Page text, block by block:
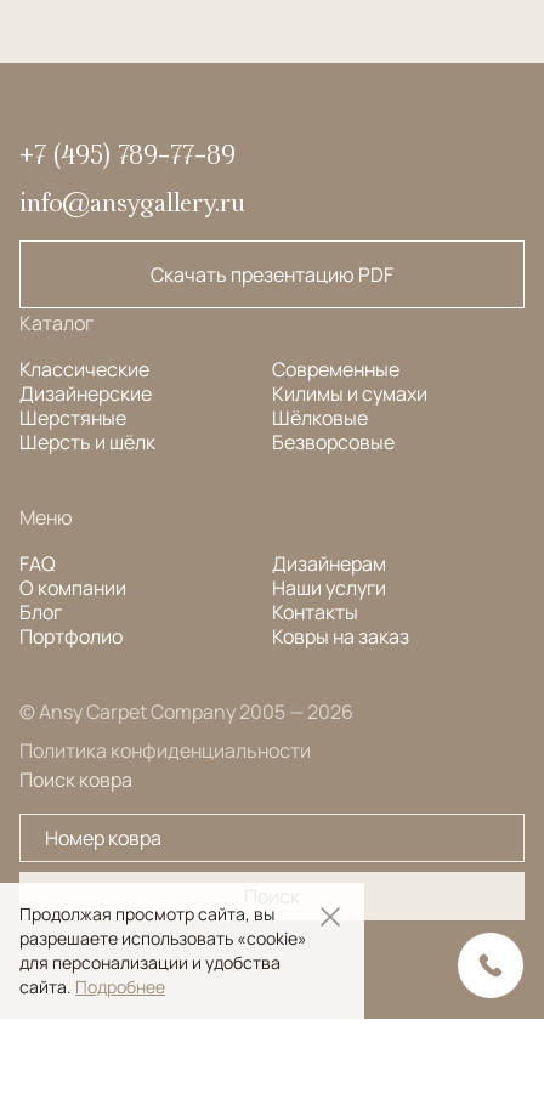
+7 (495) 789-77-89
info@ansygallery.ru
Скачать презентацию PDF
Каталог
Классические
Дизайнерские
Шерстяные
Шерсть и шёлк
Современные
Килимы и сумахи
Шёлковые
Безворсовые
Меню
FAQ
О компании
Блог
Портфолио
Дизайнерам
Наши услуги
Контакты
Ковры на заказ
© Ansy Carpet Company 2005 — 2026
Политика конфиденциальности
Поиск ковра
Продолжая просмотр сайта, вы
разрешаете использовать «cookie»
для персонализации и удобства
сайта. Подробнее